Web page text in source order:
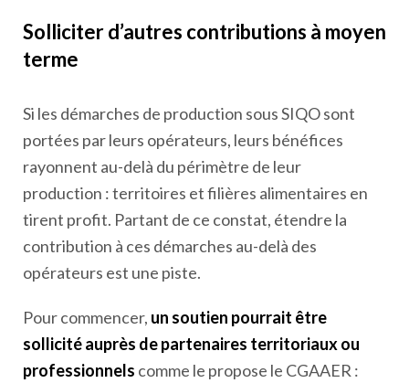
Solliciter d’autres contributions à moyen
terme
Si les démarches de production sous SIQO sont
portées par leurs opérateurs, leurs bénéfices
rayonnent au-delà du périmètre de leur
production : territoires et filières alimentaires en
tirent profit. Partant de ce constat, étendre la
contribution à ces démarches au-delà des
opérateurs est une piste.
Pour commencer, un soutien pourrait être
sollicité auprès de partenaires territoriaux ou
professionnels comme le propose le CGAAER :